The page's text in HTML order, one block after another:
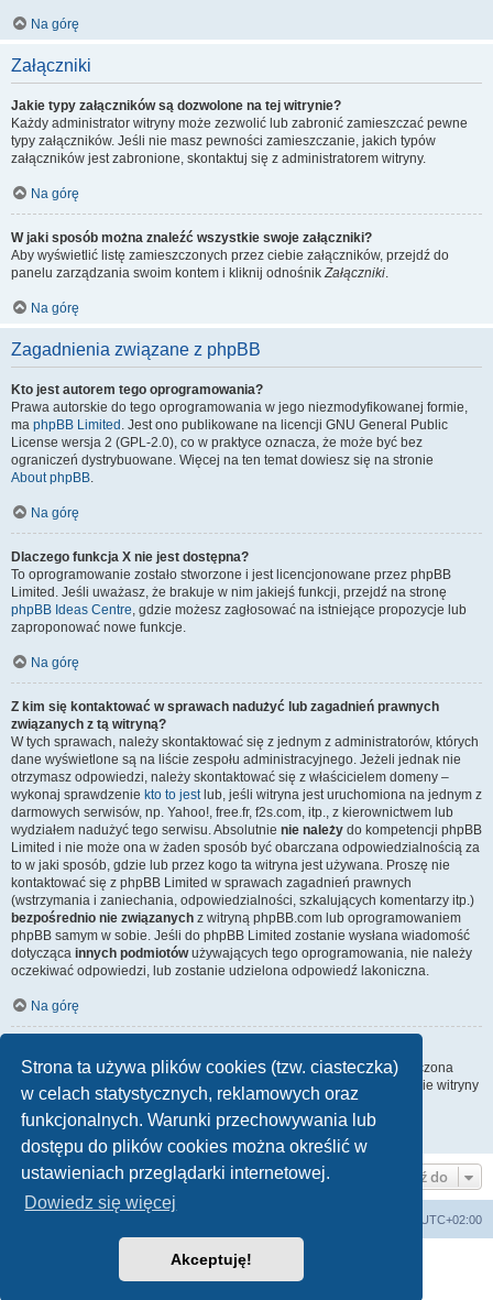
Strona ta używa plików cookies (tzw. ciasteczka)
w celach statystycznych, reklamowych oraz
funkcjonalnych. Warunki przechowywania lub
dostępu do plików cookies można określić w
ustawieniach przeglądarki internetowej.
Dowiedz się więcej
Akceptuję!
Na górę
Załączniki
Jakie typy załączników są dozwolone na tej witrynie?
Każdy administrator witryny może zezwolić lub zabronić zamieszczać pewne
typy załączników. Jeśli nie masz pewności zamieszczanie, jakich typów
załączników jest zabronione, skontaktuj się z administratorem witryny.
Na górę
W jaki sposób można znaleźć wszystkie swoje załączniki?
Aby wyświetlić listę zamieszczonych przez ciebie załączników, przejdź do
panelu zarządzania swoim kontem i kliknij odnośnikZałączniki.
Na górę
Zagadnienia związane z phpBB
Kto jest autorem tego oprogramowania?
Prawa autorskie do tego oprogramowania w jego niezmodyfikowanej formie,
ma phpBB Limited . Jest ono publikowane na licencji GNU General Public
License wersja 2 (GPL-2.0), co w praktyce oznacza, że może być bez
ograniczeń dystrybuowane. Więcej na ten temat dowiesz się na stronie
About phpBB.
Na górę
Dlaczego funkcja X nie jest dostępna?
To oprogramowanie zostało stworzone i jest licencjonowane przez phpBB
Limited. Jeśli uważasz, że brakuje w nim jakiejś funkcji, przejdź na stronę
phpBB Ideas Centre, gdzie możesz zagłosować na istniejące propozycje lub
zaproponować nowe funkcje.
Na górę
Z kim się kontaktować w sprawach nadużyć lub zagadnień prawnych
związanych z tą witryną?
W tych sprawach, należy skontaktować się z jednym z administratorów, których
dane wyświetlone są na liście zespołu administracyjnego. Jeżeli jednak nie
otrzymasz odpowiedzi, należy skontaktować się z właścicielem domeny –
wykonaj sprawdzenie kto to jestlub, jeśli witryna jest uruchomiona na jednym z
darmowych serwisów, np. Yahoo!, free.fr, f2s.com, itp., z kierownictwem lub
wydziałem nadużyć tego serwisu. Absolutnie nie należy do kompetencji phpBB
Limited i nie może ona w żaden sposób być obarczana odpowiedzialnością za
to w jaki sposób, gdzie lub przez kogo ta witryna jest używana. Proszę nie
kontaktować się z phpBB Limited w sprawach zagadnień prawnych
(wstrzymania i zaniechania, odpowiedzialności, szkalujących komentarzy itp.)
bezpośrednio nie związanych z witryną phpBB.com lub oprogramowaniem
phpBB samym w sobie. Jeśli do phpBB Limited zostanie wysłana wiadomość
dotycząca innych podmiotówużywających tego oprogramowania, nie należy
oczekiwać odpowiedzi, lub zostanie udzielona odpowiedź lakoniczna.
Na górę
Wszyscy użytkownicy witryny mogą używać – jeśli funkcja ta jest włączona
przez administratora witryny – formularza „Kontakt z nami”. Członkowie witryny
mogą także używać odnośnika „Zespół administracyjny”.
Na górę
Przejdź do
UTC+02:00
Technologię dostarczaphpBB® Forum Software © phpBB Limited
Polski pakiet językowy dostarcza